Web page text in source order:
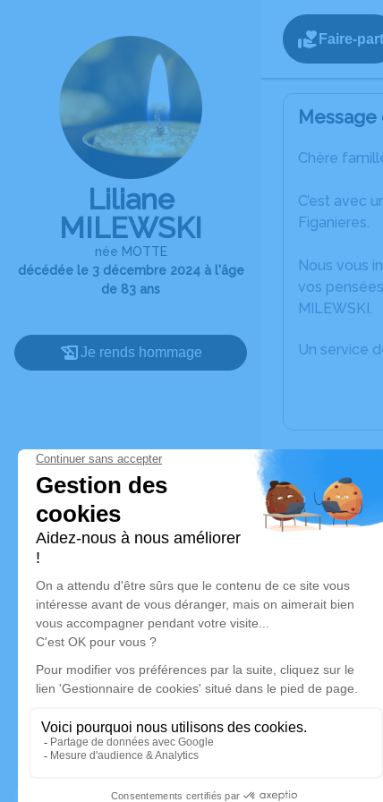
Liliane
MILEWSKI
née MOTTE
décédée le 3 décembre 2024 à l'âge
de 83 ans
Je rends hommage
Faire-part
Chère
C’est avec
Figanieres.
Nous vous
vos
MILEWSKI.
Un service
Déroulé
Le
Église